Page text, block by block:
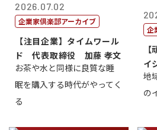
2026.07.02
企業家倶楽部アーカイブ
【注目企業】タイムワール
ド 代表取締役 加藤 孝文
お茶や水と同様に良質な睡
眠を購入する時代がやってく
る
企
イ
社
地
の